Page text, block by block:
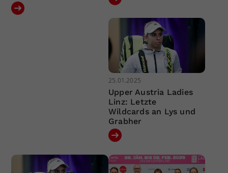
25.01.2025
Upper Austria Ladies
Linz: Letzte
Wildcards an Lys und
Grabher